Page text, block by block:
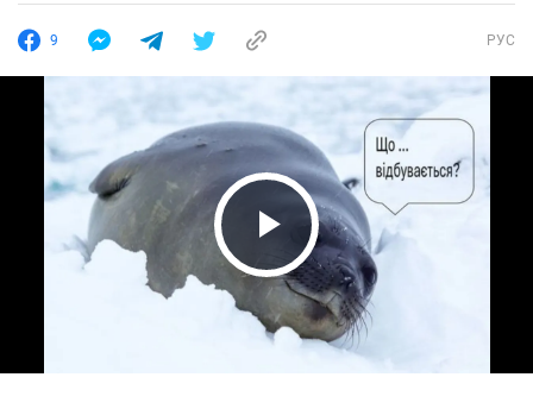
9 РУС
Play Video